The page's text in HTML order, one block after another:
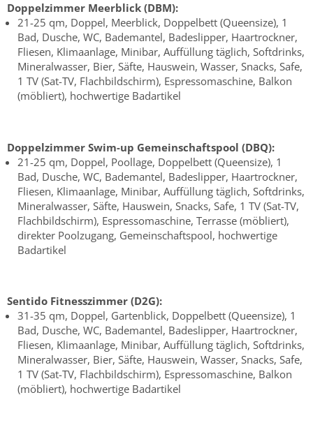
Doppelzimmer Meerblick (DBM):
21-25 qm, Doppel, Meerblick, Doppelbett (Queensize), 1
Bad, Dusche, WC, Bademantel, Badeslipper, Haartrockner,
Fliesen, Klimaanlage, Minibar, Auffüllung täglich, Softdrinks,
Mineralwasser, Bier, Säfte, Hauswein, Wasser, Snacks, Safe,
1 TV (Sat-TV, Flachbildschirm), Espressomaschine, Balkon
(möbliert), hochwertige Badartikel
Doppelzimmer Swim-up Gemeinschaftspool (DBQ):
21-25 qm, Doppel, Poollage, Doppelbett (Queensize), 1
Bad, Dusche, WC, Bademantel, Badeslipper, Haartrockner,
Fliesen, Klimaanlage, Minibar, Auffüllung täglich, Softdrinks,
Mineralwasser, Säfte, Hauswein, Snacks, Safe, 1 TV (Sat-TV,
Flachbildschirm), Espressomaschine, Terrasse (möbliert),
direkter Poolzugang, Gemeinschaftspool, hochwertige
Badartikel
Sentido Fitnesszimmer (D2G):
31-35 qm, Doppel, Gartenblick, Doppelbett (Queensize), 1
Bad, Dusche, WC, Bademantel, Badeslipper, Haartrockner,
Fliesen, Klimaanlage, Minibar, Auffüllung täglich, Softdrinks,
Mineralwasser, Bier, Säfte, Hauswein, Wasser, Snacks, Safe,
1 TV (Sat-TV, Flachbildschirm), Espressomaschine, Balkon
(möbliert), hochwertige Badartikel